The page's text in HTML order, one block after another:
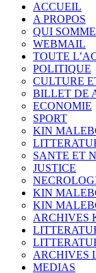
ACCUEIL
A PROPOS
QUI
WEBMAIL
TOUTE
POLITIQUE
CULTURE
BILLET DE
ECONOMIE
SPORT
KIN
SANTE ET
JUSTICE
KIN
KIN
ARCHIVES
ARCHIVES
MEDIAS